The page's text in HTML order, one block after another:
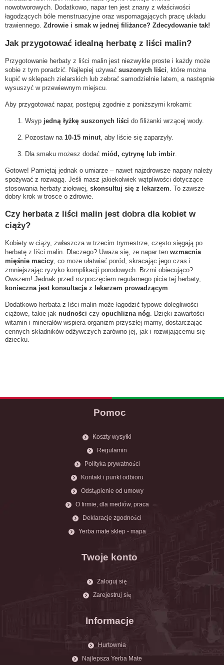
nowotworowych. Dodatkowo, napar ten jest znany z właściwości
łagodzących bóle menstruacyjne oraz wspomagających pracę układu
trawiennego. Zdrowie i smak w jednej filiżance? Zdecydowanie tak!
Jak przygotować idealną herbatę z liści malin?
Przygotowanie herbaty z liści malin jest niezwykle proste i każdy może
sobie z tym poradzić. Najlepiej używać suszonych liści, które można
kupić w sklepach zielarskich lub zebrać samodzielnie latem, a następnie
wysuszyć w przewiewnym miejscu.
Aby przygotować napar, postępuj zgodnie z poniższymi krokami:
Wsyp jedną łyżkę suszonych liści do filiżanki wrzącej wody.
Pozostaw na 10-15 minut, aby liście się zaparzyły.
Dla smaku możesz dodać miód, cytrynę lub imbir.
Gotowe! Pamiętaj jednak o umiarze – nawet najzdrowsze napary należy
spożywać z rozwagą. Jeśli masz jakiekolwiek wątpliwości dotyczące
stosowania herbaty ziołowej, skonsultuj się z lekarzem. To zawsze
dobry krok w trosce o zdrowie.
Czy herbata z liści malin jest dobra dla kobiet w
ciąży?
Kobiety w ciąży, zwłaszcza w trzecim trymestrze, często sięgają po
herbatę z liści malin. Dlaczego? Uważa się, że napar ten wzmacnia
mięśnie macicy, co może ułatwiać poród, skracając jego czas i
zmniejszając ryzyko komplikacji porodowych. Brzmi obiecująco?
Owszem! Jednak przed rozpoczęciem regularnego picia tej herbaty,
konieczna jest konsultacja z lekarzem prowadzącym.
Dodatkowo herbata z liści malin może łagodzić typowe dolegliwości
ciążowe, takie jak nudności czy opuchlizna nóg. Dzięki zawartości
witamin i minerałów wspiera organizm przyszłej mamy, dostarczając
cennych składników odżywczych zarówno jej, jak i rozwijającemu się
dziecku.
Pomoc
Koszty wysyłki
Regulamin
Polityka prywatności
Kontakt i punkt odbioru
Odstąpienie od umowy
O firmie, dla mediów, praca
Deklaracje zgodności
Yerba mate sklep - mapa
Twoje konto
Zaloguj się
Zarejestruj się
Informacje
Hurtownia
Najlepsza Yerba Mate